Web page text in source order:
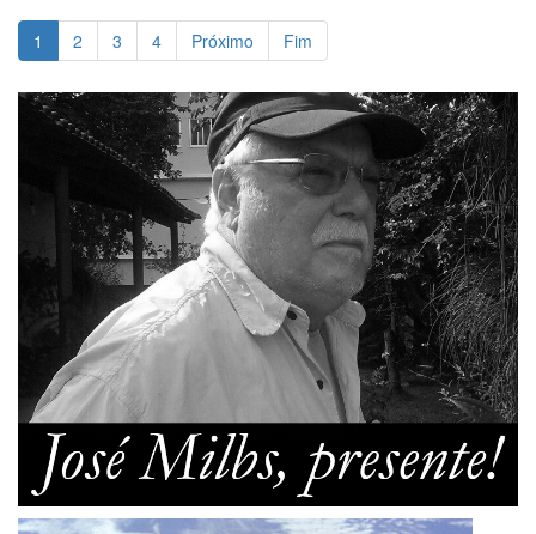
1 2 3 4 Próximo Fim